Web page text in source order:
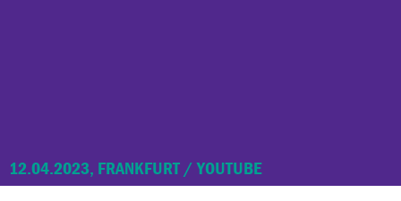
12.04.2023, FRANKFURT / YOUTUBE